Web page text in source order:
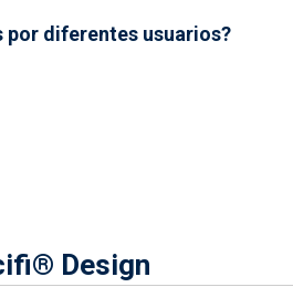
por diferentes usuarios?
Design